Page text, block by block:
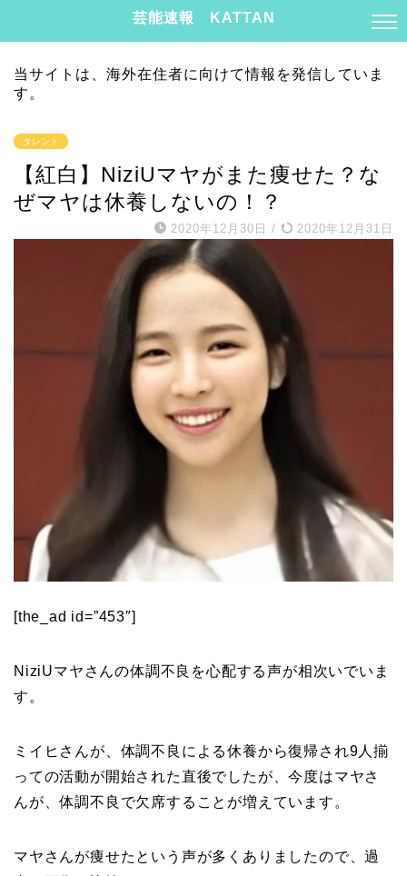
芸能速報 KATTAN
当サイトは、海外在住者に向けて情報を発信していま
す。
タレント
【紅白】NiziUマヤがまた痩せた？な
ぜマヤは休養しないの！？
2020年12月30日 / 2020年12月31日
[the_ad id=”453″]
NiziUマヤさんの体調不良を心配する声が相次いでいま
す。
ミイヒさんが、体調不良による休養から復帰され9人揃
っての活動が開始された直後でしたが、今度はマヤさ
んが、体調不良で欠席することが増えています。
マヤさんが痩せたという声が多くありましたので、過